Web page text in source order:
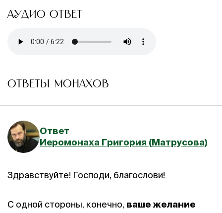
АУДИО ОТВЕТ
ОТВЕТЫ МОНАХОВ
Ответ
Иеромонаха Григория (Матрусова)
Здравствуйте! Господи, благослови!
С одной стороны, конечно, ваше желание